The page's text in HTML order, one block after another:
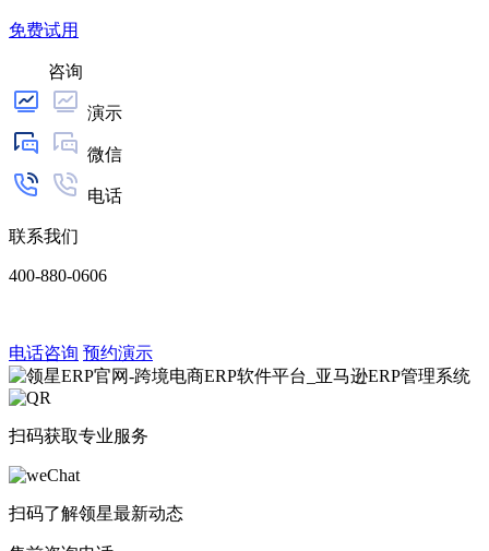
免费试用
咨询
演示
微信
电话
联系我们
400-880-0606
电话咨询 预约演示
扫码获取专业服务
扫码了解领星最新动态